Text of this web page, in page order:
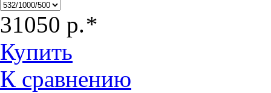
31050 р.*
Купить
К сравнению